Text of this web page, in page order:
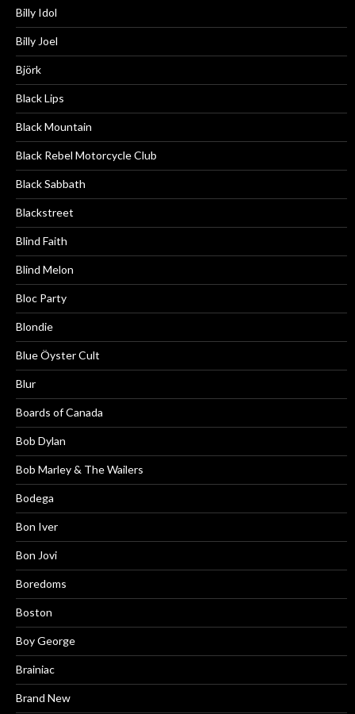
Billy Idol
Billy Joel
Björk
Black Lips
Black Mountain
Black Rebel Motorcycle Club
Black Sabbath
Blackstreet
Blind Faith
Blind Melon
Bloc Party
Blondie
Blue Öyster Cult
Blur
Boards of Canada
Bob Dylan
Bob Marley & The Wailers
Bodega
Bon Iver
Bon Jovi
Boredoms
Boston
Boy George
Brainiac
Brand New